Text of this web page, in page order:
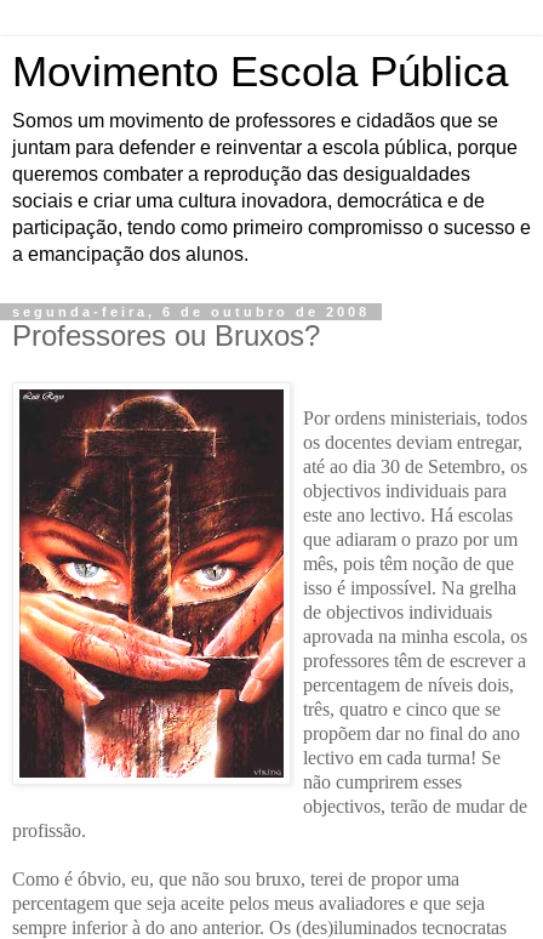
Movimento Escola Pública
Somos um movimento de professores e cidadãos que se
juntam para defender e reinventar a escola pública, porque
queremos combater a reprodução das desigualdades
sociais e criar uma cultura inovadora, democrática e de
participação, tendo como primeiro compromisso o sucesso e
a emancipação dos alunos.
segunda-feira, 6 de outubro de 2008
Professores ou Bruxos?
Por ordens ministeriais, todos
os docentes deviam entregar,
até ao dia 30 de Setembro, os
objectivos individuais para
este ano lectivo. Há escolas
que adiaram o prazo por um
mês, pois têm noção de que
isso é impossível. Na grelha
de objectivos individuais
aprovada na minha escola, os
professores têm de escrever a
percentagem de níveis dois,
três, quatro e cinco que se
propõem dar no final do ano
lectivo em cada turma! Se
não cumprirem esses
objectivos, terão de mudar de
profissão.
Como é óbvio, eu, que não sou bruxo, terei de propor uma
percentagem que seja aceite pelos meus avaliadores e que seja
sempre inferior à do ano anterior. Os (des)iluminados tecnocratas